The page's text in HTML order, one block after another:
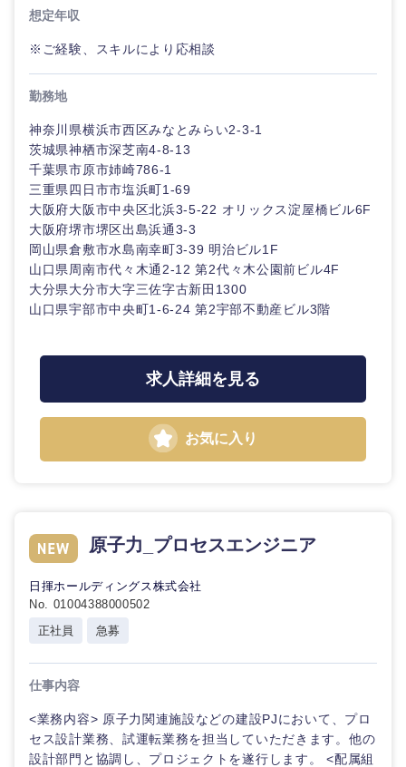
中国・四国地方
鳥取県 島根県
岡山県 広島県
高知県
想定年収
※ご経験、スキルにより応相談
勤務地
神奈川県横浜市西区みなとみらい2-3-1
茨城県神栖市深芝南4-8-13
千葉県市原市姉崎786-1
三重県四日市市塩浜町1-69
大阪府大阪市中央区北浜3-5-22 オリックス淀屋橋ビル6F
大阪府堺市堺区出島浜通3-3
岡山県倉敷市水島南幸町3-39 明治ビル1F
山口県周南市代々木通2-12 第2代々木公園前ビル4F
大分県大分市大字三佐字古新田1300
山口県宇部市中央町1-6-24 第2宇部不動産ビル3階
求人詳細を見る
お気に入り
原子力_プロセスエンジニア
日揮ホールディングス株式会社
No. 01004388000502
正社員
急募
仕事内容
<業務内容> 原子力関連施設などの建設PJにおいて、プロ
セス設計業務、試運転業務を担当していただきます。他の
設計部門と協調し、プロジェクトを遂行します。 <配属組